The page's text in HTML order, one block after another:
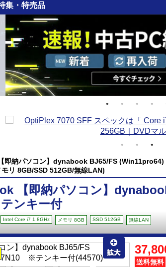
集・特売品
即納パソコン】dynabook BJ65/FS
リ 8GB/SSD 512GB/無線LAN)
【即納パソコン】
ンキー付
Intel Core i7 1.8GHz メモリ 8GB SSD 512GB 無線LAN
送料無料